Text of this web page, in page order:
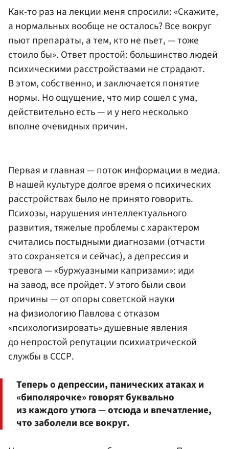
Как-то раз на лекции меня спросили: «Скажите,
а нормальных вообще не осталось? Все вокруг
пьют препараты, а тем, кто не пьет, — тоже
стоило бы». Ответ простой: большинство людей
психическими расстройствами не страдают.
В этом, собственно, и заключается понятие
нормы. Но ощущение, что мир сошел с ума,
действительно есть — и у него несколько
вполне очевидных причин.
Первая и главная — поток информации в медиа.
В нашей культуре долгое время о психических
расстройствах было не принято говорить.
Психозы, нарушения интеллектуального
развития, тяжелые проблемы с характером
считались постыдными диагнозами (отчасти
это сохраняется и сейчас), а депрессия и
тревога — «буржуазными капризами»: иди
на завод, все пройдет. У этого были свои
причины — от опоры советской науки
на физиологию Павлова с отказом
«психологизировать» душевные явления
до непростой репутации психиатрической
службы в СССР.
Теперь о депрессии, панических атаках и
«биполярочке» говорят буквально
из каждого утюга — отсюда и впечатление,
что заболели все вокруг.